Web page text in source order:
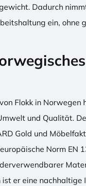
Dadurch
ein, ohne
Flokk in Norwegen
und Qualität.
Gold und
Norm EN
er eine nachhaltige